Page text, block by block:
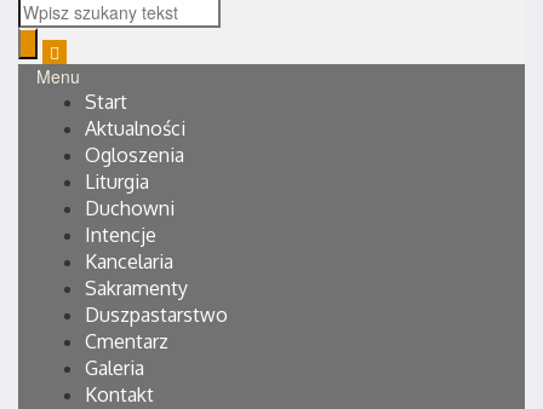
Menu
Start
Aktualności
Ogloszenia
Liturgia
Duchowni
Intencje
Kancelaria
Sakramenty
Duszpastarstwo
Cmentarz
Galeria
Kontakt